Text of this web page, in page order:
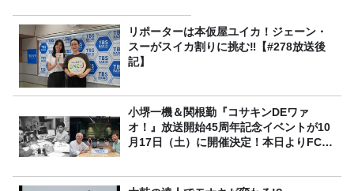
リポーターは本仮屋ユイカ！ジェーン・
スーがスイカ割りに挑む‼【#278放送後
記】
小堺一機＆関根勤『コサキンDEワァ
オ！』放送開始45周年記念イベントが10
月17日（土）に開催決定！本日よりFC先